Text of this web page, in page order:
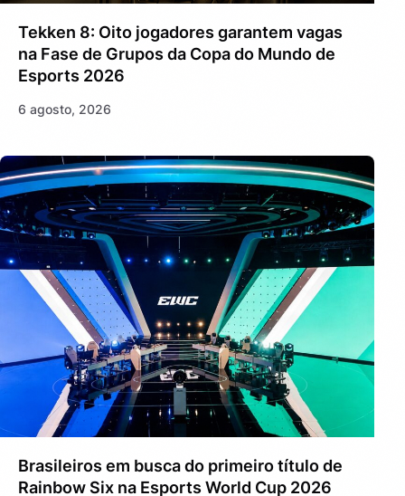
Tekken 8: Oito jogadores garantem vagas
na Fase de Grupos da Copa do Mundo de
Esports 2026
6 agosto, 2026
Brasileiros em busca do primeiro título de
Rainbow Six na Esports World Cup 2026